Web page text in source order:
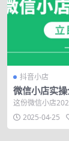
抖音小店
微信小店实
佣金、1688
售、选品技巧
这份微信小店
解了全流程实操
金、16...
2025-04-25